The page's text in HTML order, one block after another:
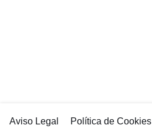
Aviso Legal Política de Cookies